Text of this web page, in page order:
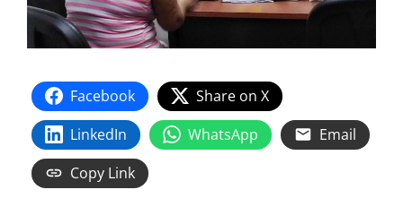
Facebook
Share on X
LinkedIn
WhatsApp
Email
Copy Link